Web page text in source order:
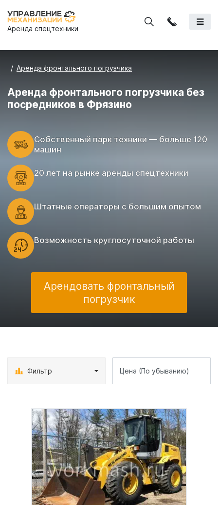
Аренда спецтехники
Аренда фронтального погрузчика
Аренда фронтального погрузчика без
посредников в Фрязино
Cобственный парк техники — больше 120
машин
20 лет на рынке аренды спецтехники
Штатные операторы с большим опытом
Возможность круглосуточной работы
Арендовать фронтальный
погрузчик
Фильтр